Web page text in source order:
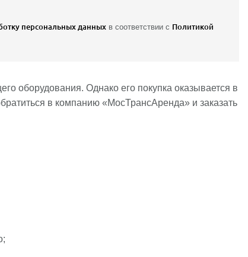
персональных данных в соответствии с Политикой
оборудования. Однако его покупка оказывается в
в компанию «МосТрансАренда» и заказать